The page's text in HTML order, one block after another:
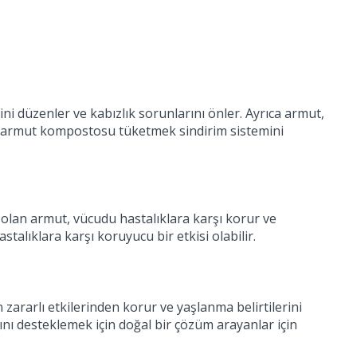
ve kabızlık sorunlarını önler. Ayrıca armut,
armut kompostosu tüketmek sindirim sistemini
armut, vücudu hastalıklara karşı korur ve
karşı koruyucu bir etkisi olabilir.
zararlı etkilerinden korur ve yaşlanma belirtilerini
desteklemek için doğal bir çözüm arayanlar için